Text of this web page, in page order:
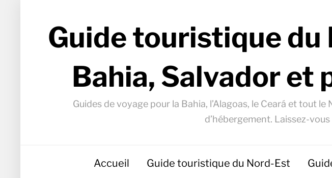
Guide touristique
Bahia, Salvador et
Guides de voyage pour la Bahia, l’Alagoas, le Ceará et tout
d’hébergement. Laissez-
Accueil Guide touristique du Nord-Est